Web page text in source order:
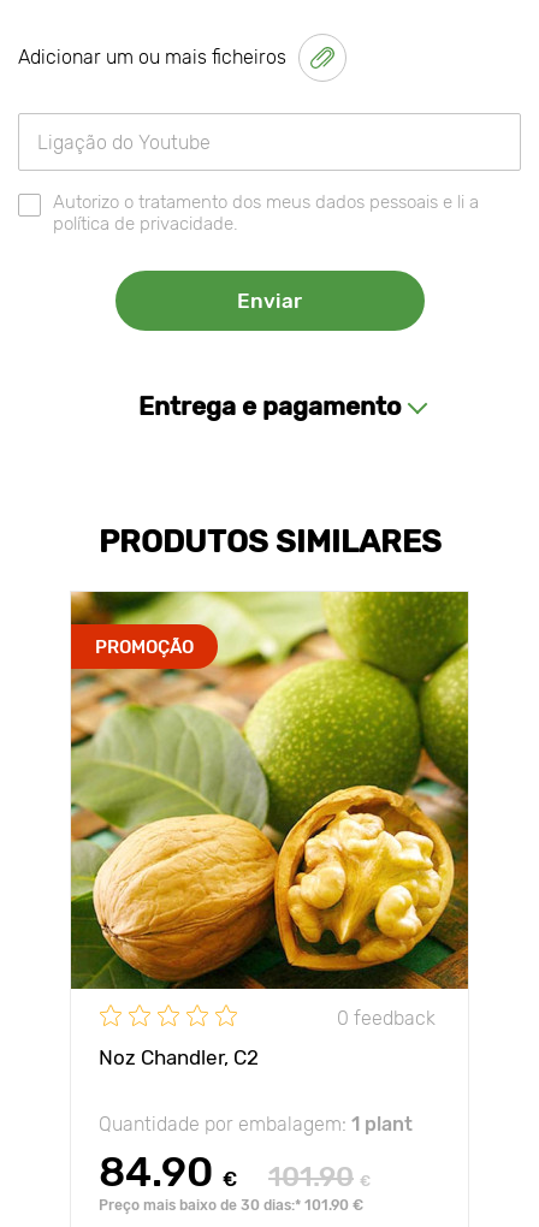
Adicionar um ou mais ficheiros
Autorizo o tratamento dos meus dados pessoais e li a
política de privacidade.
Entrega e pagamento
PRODUTOS SIMILARES
PROMOÇÃO
0 feedback
Noz Chandler, С2
Quantidade por embalagem: 1 plant
84.90 € 101.90 €
Preço mais baixo de 30 dias:* 101.90 €